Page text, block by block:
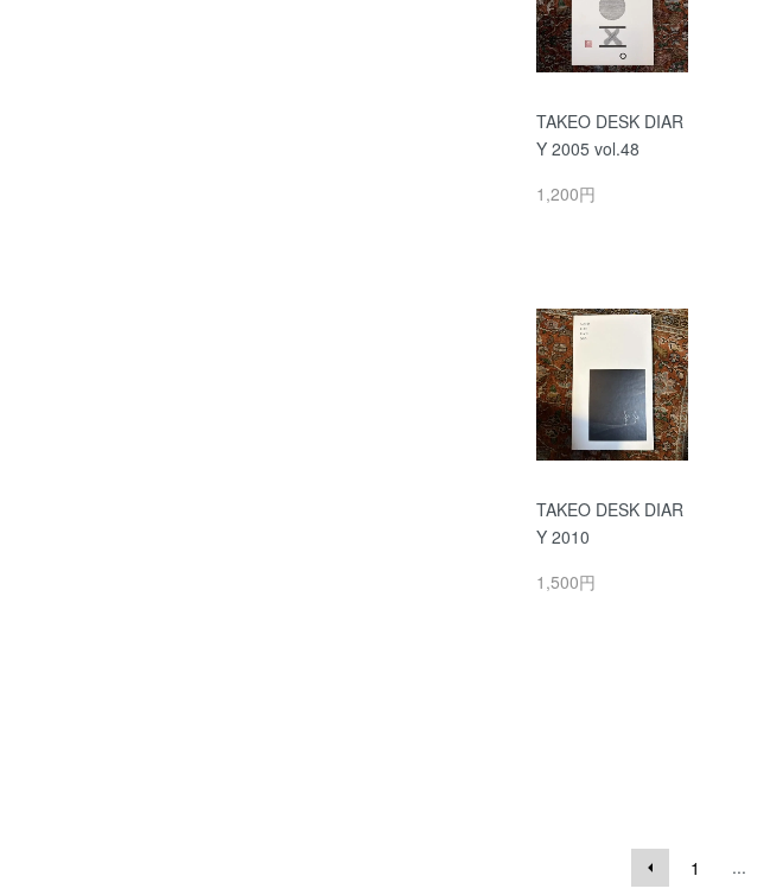
TAKEO DESK DIAR
Y 2005 vol.48
1,200円
TAKEO DESK DIAR
Y 2010
1,500円
1 ...